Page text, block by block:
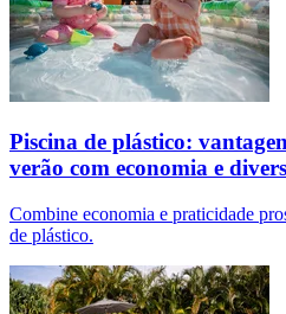
Piscina de plástico:
verão com economia e
Combine economia e praticidade
de plástico.